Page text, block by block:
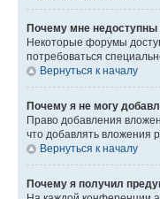
Почему мне
Некоторые форумы
потребоваться
Вернуться к началу
Почему я не могу
Право добавления
что добавлять вложения
Вернуться к началу
Почему я получил